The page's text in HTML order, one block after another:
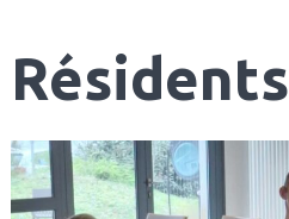
Résidents